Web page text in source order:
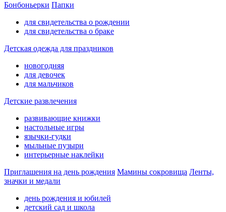
Бонбоньерки Папки
для свидетельства о рождении
для свидетельства о браке
Детская одежда для праздников
новогодняя
для девочек
для мальчиков
Детские развлечения
развивающие книжки
настольные игры
язычки-гудки
мыльные пузыри
интерьерные наклейки
Приглашения на день рождения Мамины сокровища Ленты,
значки и медали
день рождения и юбилей
детский сад и школа